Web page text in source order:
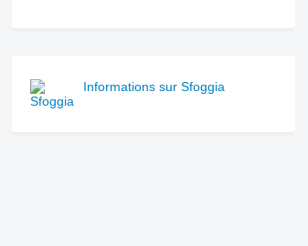
Informations sur Sfoggia